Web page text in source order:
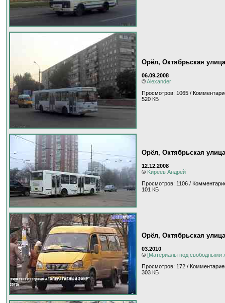
Орёл, Октябрьская улица
06.09.2008
©Alexander
Просмотров: 1065 /
520 КБ
Орёл, Октябрьская улица
12.12.2008
© Kиpeeв Aндpeй
Просмотров: 1106 /
101 КБ
Орёл, Октябрьская улица
03.2010
© [Материалы под свободными
Просмотров: 172 /
303 КБ